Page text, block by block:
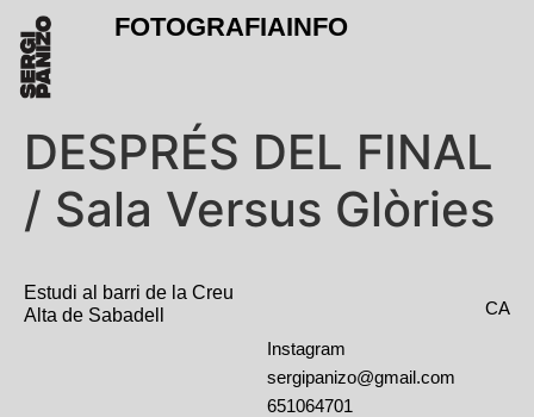
FOTOGRAFIAINFO
DESPRÉS DEL FINAL
/ Sala Versus Glòries
Estudi al barri de la Creu
Alta de Sabadell
CA
Instagram
sergipanizo@gmail.com
651064701